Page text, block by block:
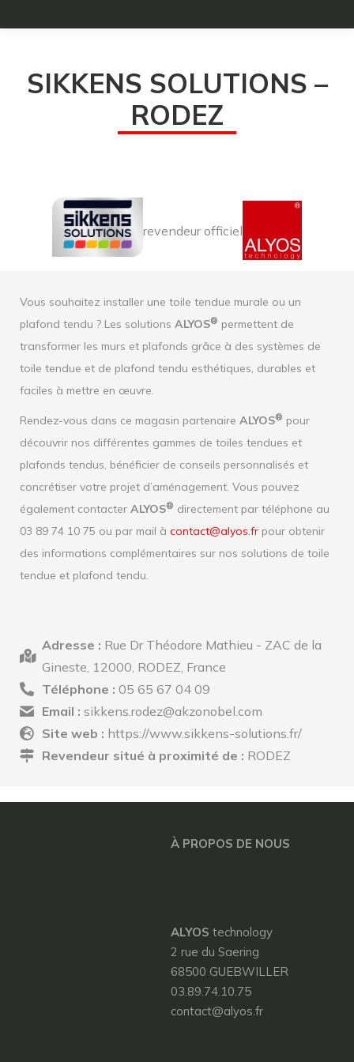
SIKKENS SOLUTIONS –
RODEZ
revendeur officiel
Vous souhaitez installer une toile tendue murale ou un
plafond tendu ? Les solutions ALYOS® permettent de
transformer les murs et plafonds grâce à des systèmes de
toile tendue et de plafond tendu esthétiques, durables et
faciles à mettre en œuvre.
Rendez-vous dans ce magasin partenaire ALYOS® pour
découvrir nos différentes gammes de toiles tendues et
plafonds tendus, bénéficier de conseils personnalisés et
concrétiser votre projet d’aménagement. Vous pouvez
également contacter ALYOS® directement par téléphone au
03 89 74 10 75 ou par mail à contact@alyos.fr pour obtenir
des informations complémentaires sur nos solutions de toile
tendue et plafond tendu.
Adresse : Rue Dr Théodore Mathieu - ZAC de la
Gineste, 12000, RODEZ, France
Téléphone : 05 65 67 04 09
Email : sikkens.rodez@akzonobel.com
Site web : https://www.sikkens-solutions.fr/
Revendeur situé à proximité de : RODEZ
À PROPOS DE NOUS
ALYOS technology
2 rue du Saering
68500 GUEBWILLER
03.89.74.10.75
contact@alyos.fr